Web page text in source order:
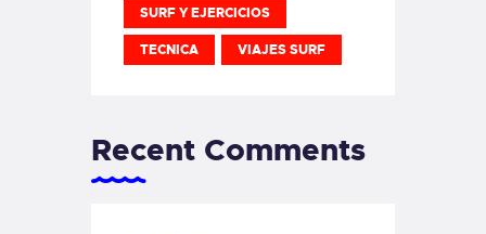
SURF Y EJERCICIOS
TECNICA VIAJES SURF
Recent Comments